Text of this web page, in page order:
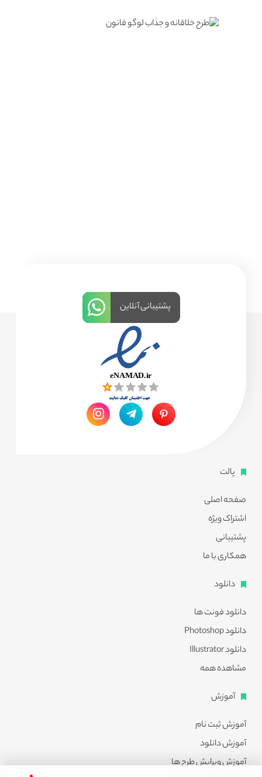
پالت
صفحه اصلی
اشتراک ویژه
پشتیبانی
همکاری با ما
دانلود
دانلود فونت ها
دانلود Photoshop
دانلود Illustrator
مشاهده همه
آموزش
آموزش ثبت نام
آموزش دانلود
آموزش ویرایش طرح ها
پشتیبانی آنلاین